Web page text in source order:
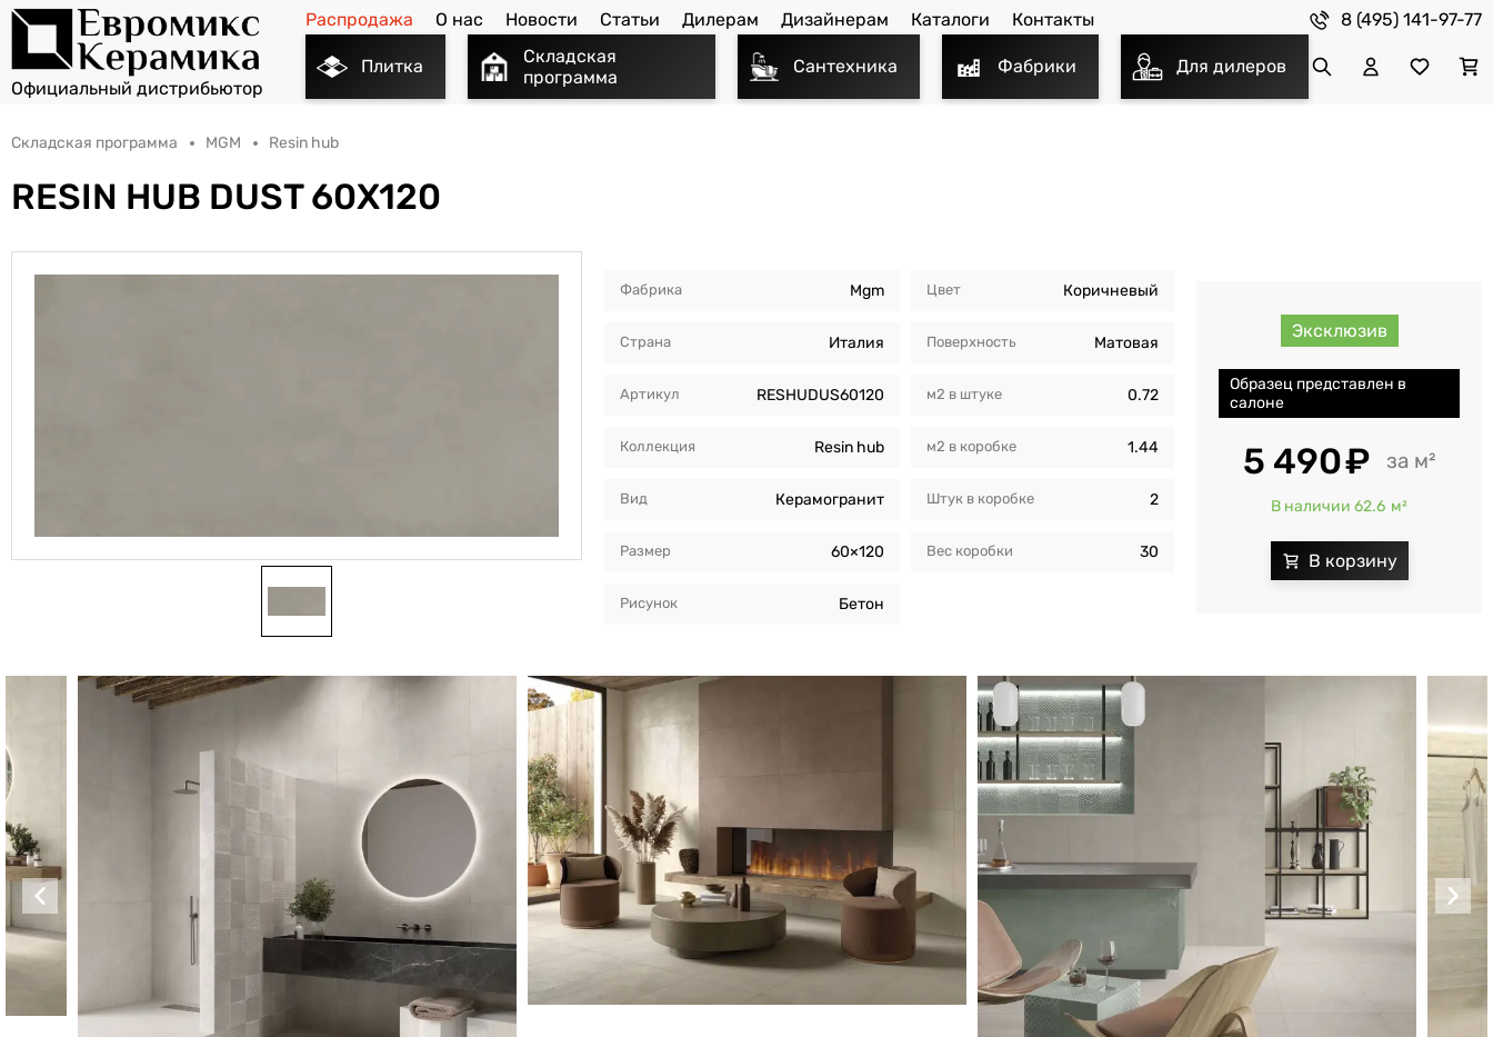
Распродажа О нас Новости Статьи Дилерам Дизайнерам Каталоги Контакты 8 (495) 141-97-77
Плитка
Складская
программа
Сантехника Фабрики Для дилеров
Складская программа MGM Resin hub
RESIN HUB DUST 60X120
Фабрика Mgm
Страна Италия
Артикул RESHUDUS60120
Коллекция Resin hub
Вид Керамогранит
Размер 60×120
Рисунок Бетон
Цвет Коричневый
Поверхность Матовая
м2 в штуке 0.72
м2 в коробкe 1.44
Штук в коробкe 2
Вес коробки 30
Эксклюзив
Образец представлен в
салоне
5 490 м²
В наличии 62.6 м²